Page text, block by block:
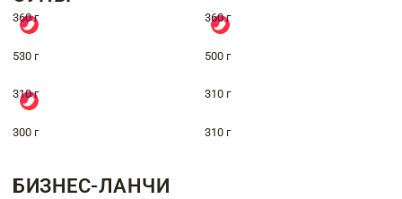
360 г 360 г
530 г 500 г
310 г 310 г
300 г 310 г
БИЗНЕС-ЛАНЧИ